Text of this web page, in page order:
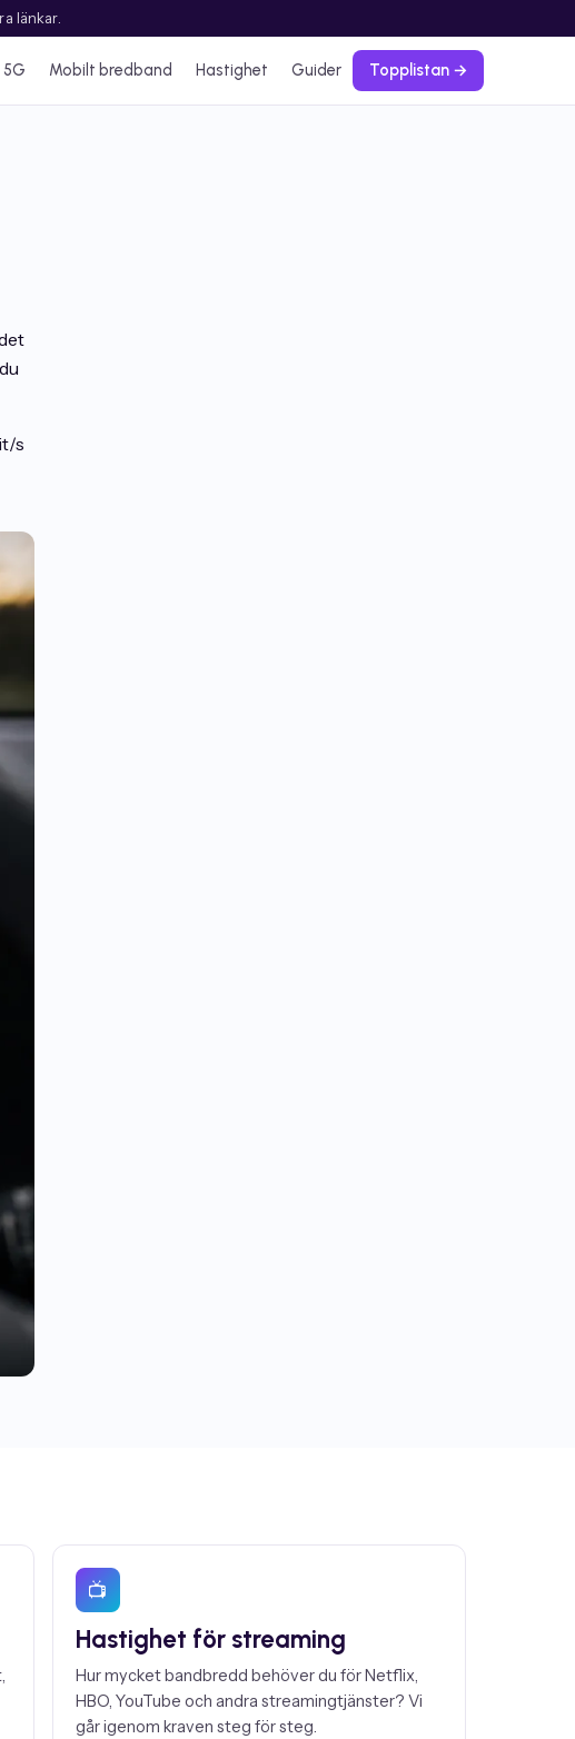
länkar.
5G Mobilt bredband Hastighet Guider Topplistan →
s
📺
Hastighet för streaming
Hur mycket bandbredd behöver du för Netflix,
HBO, YouTube och andra streamingtjänster? Vi
går igenom kraven steg för steg.